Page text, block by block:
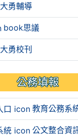
大勇輔導
book思議
大勇校刊
公務填報
教育公務系
公文整合資